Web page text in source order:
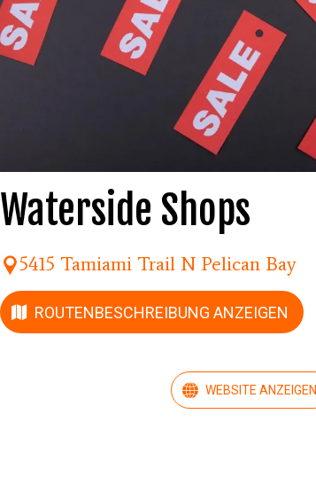
Waterside Shops
5415 Tamiami Trail N Pelican Bay
ROUTENBESCHREIBUNG ANZEIGEN
WEBSITE ANZEIGEN